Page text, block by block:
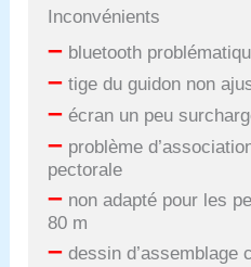
Inconvénients
– bluetooth
– tige du guidon non
– écran un peu
– problème
pectorale
– non adapté pour les
80 m
– dessin d’assemblage